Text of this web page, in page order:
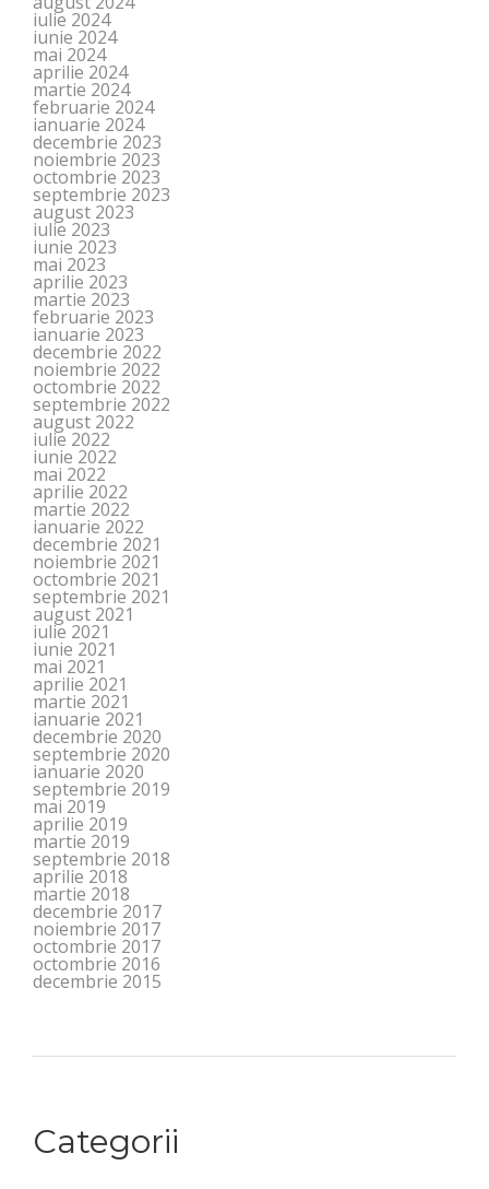
iulie 2024
iunie 2024
mai 2024
aprilie 2024
martie 2024
februarie 2024
ianuarie 2024
decembrie 2023
noiembrie 2023
octombrie 2023
septembrie 2023
august 2023
iulie 2023
iunie 2023
mai 2023
aprilie 2023
martie 2023
februarie 2023
ianuarie 2023
decembrie 2022
noiembrie 2022
octombrie 2022
septembrie 2022
august 2022
iulie 2022
iunie 2022
mai 2022
aprilie 2022
martie 2022
ianuarie 2022
decembrie 2021
noiembrie 2021
octombrie 2021
septembrie 2021
august 2021
iulie 2021
iunie 2021
mai 2021
aprilie 2021
martie 2021
ianuarie 2021
decembrie 2020
septembrie 2020
ianuarie 2020
septembrie 2019
mai 2019
aprilie 2019
martie 2019
septembrie 2018
aprilie 2018
martie 2018
decembrie 2017
noiembrie 2017
octombrie 2017
octombrie 2016
decembrie 2015
Categorii